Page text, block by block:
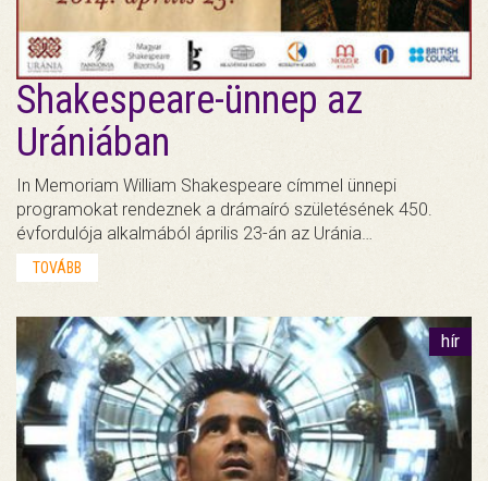
Shakespeare-ünnep az
Urániában
In Memoriam William Shakespeare címmel ünnepi
programokat rendeznek a drámaíró születésének 450.
évfordulója alkalmából április 23-án az Uránia…
TOVÁBB
hír